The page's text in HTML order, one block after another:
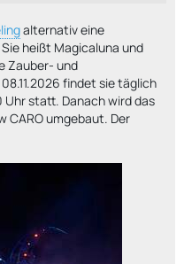
alternativ eine
heißt Magicaluna und
Zauber- und
findet sie täglich
Uhr statt. Danach wird das
CARO umgebaut. Der